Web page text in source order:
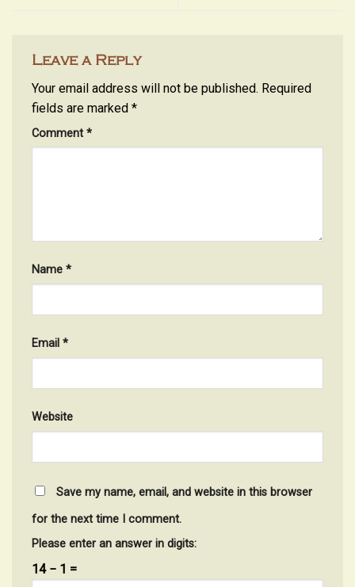
Leave a Reply
Your email address will not be published. Required
fields are marked *
Comment *
Name *
Email *
Website
Save my name, email, and website in this browser
for the next time I comment.
Please enter an answer in digits:
14 − 1 =